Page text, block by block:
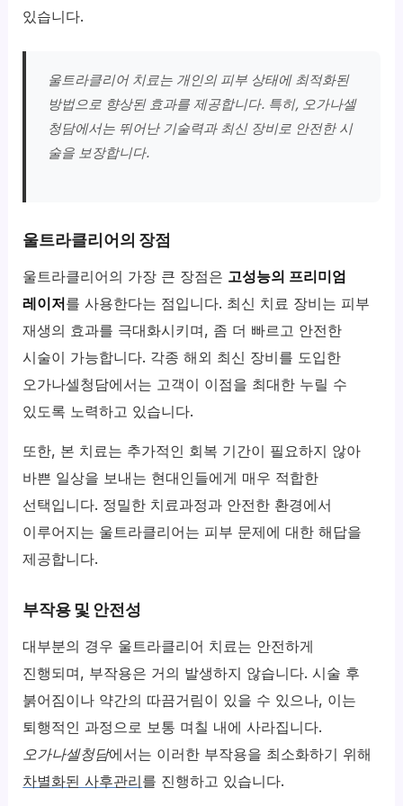
있습니다.
울트라클리어 치료는 개인의 피부 상태에 최적화된
방법으로 향상된 효과를 제공합니다. 특히, 오가나셀
청담에서는 뛰어난 기술력과 최신 장비로 안전한 시
술을 보장합니다.
울트라클리어의 장점
울트라클리어의 가장 큰 장점은 고성능의 프리미엄
레이저를 사용한다는 점입니다. 최신 치료 장비는 피부
재생의 효과를 극대화시키며, 좀 더 빠르고 안전한
시술이 가능합니다. 각종 해외 최신 장비를 도입한
오가나셀청담에서는 고객이 이점을 최대한 누릴 수
있도록 노력하고 있습니다.
또한, 본 치료는 추가적인 회복 기간이 필요하지 않아
바쁜 일상을 보내는 현대인들에게 매우 적합한
선택입니다. 정밀한 치료과정과 안전한 환경에서
이루어지는 울트라클리어는 피부 문제에 대한 해답을
제공합니다.
부작용 및 안전성
대부분의 경우 울트라클리어 치료는 안전하게
진행되며, 부작용은 거의 발생하지 않습니다. 시술 후
붉어짐이나 약간의 따끔거림이 있을 수 있으나, 이는
퇴행적인 과정으로 보통 며칠 내에 사라집니다.
오가나셀청담에서는 이러한 부작용을 최소화하기 위해
차별화된 사후관리를 진행하고 있습니다.